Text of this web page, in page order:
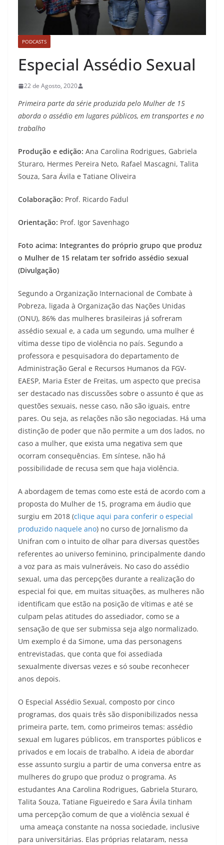
PODCASTS
Especial Assédio Sexual
22 de Agosto, 2020
Primeira parte da série produzida pelo Mulher de 15
aborda o assédio em lugares públicos, em transportes e no
trabalho
Produção e edição: Ana Carolina Rodrigues, Gabriela
Sturaro, Hermes Pereira Neto, Rafael Mascagni, Talita
Souza, Sara Ávila e Tatiane Oliveira
Colaboração: Prof. Ricardo Fadul
Orientação: Prof. Igor Savenhago
Foto acima: Integrantes do próprio grupo que produz
o Mulher de 15 relatam ter sofrido assédio sexual
(Divulgação)
Segundo a Organização Internacional de Combate à
Pobreza, ligada à Organização das Nações Unidas
(ONU), 86% das mulheres brasileiras já sofreram
assédio sexual e, a cada um segundo, uma mulher é
vítima desse tipo de violência no país. Segundo a
professora e pesquisadora do departamento de
Administração Geral e Recursos Humanos da FGV-
EAESP, Maria Ester de Freitas, um aspecto que precisa
ser destacado nas discussões sobre o assunto é que as
questões sexuais, nesse caso, não são iguais, entre
pares. Ou seja, as relações não são negociadas. Há uma
distinção de poder que não permite a um dos lados, no
caso a mulher, que exista uma negativa sem que
ocorram consequências. Em síntese, não há
possibilidade de recusa sem que haja violência.
A abordagem de temas como este está de acordo com a
proposta do Mulher de 15, programa em áudio que
surgiu em 2018 (clique aqui para conferir o especial
produzido naquele ano) no curso de Jornalismo da
Unifran com o intuito de olhar para diversas questões
referentes ao universo feminino, principalmente dando
a voz para as mais vulneráveis. No caso do assédio
sexual, uma das percepções durante a realização do
especial foi que, em muitas situações, as mulheres não
identificam que estão na posição de vítimas e até se
culpam pelas atitudes do assediador, como se a
sensação de que ser submissa seja algo normalizado.
Um exemplo é da Simone, uma das personagens
entrevistadas, que conta que foi assediada
sexualmente diversas vezes e só soube reconhecer
anos depois.
O Especial Assédio Sexual, composto por cinco
programas, dos quais três são disponibilizados nessa
primeira parte, tem, como primeiros temas: assédio
sexual em lugares públicos, em transportes públicos e
privados e em locais de trabalho. A ideia de abordar
esse assunto surgiu a partir de uma conversa entre as
mulheres do grupo que produz o programa. As
estudantes Ana Carolina Rodrigues, Gabriela Sturaro,
Talita Souza, Tatiane Figueiredo e Sara Ávila tinham
uma percepção comum de que a violência sexual é
uma ameaça constante na nossa sociedade, inclusive
para universitárias. Elas próprias relataram, nessa